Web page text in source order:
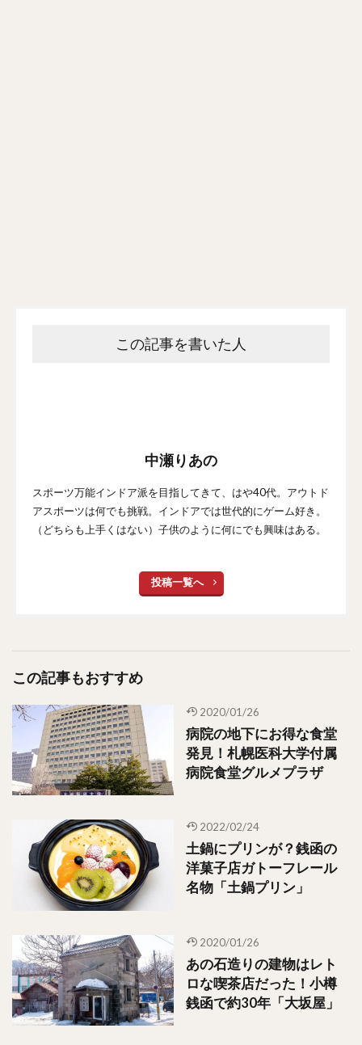
この記事を書いた人
中瀬りあの
スポーツ万能インドア派を目指してきて、はや40代。アウトド
アスポーツは何でも挑戦。インドアでは世代的にゲーム好き。
（どちらも上手くはない）子供のように何にでも興味はある。
投稿一覧へ
この記事もおすすめ
2020/01/26
病院の地下にお得な食堂
発見！札幌医科大学付属
病院食堂グルメプラザ
2022/02/24
土鍋にプリンが？銭函の
洋菓子店ガトーフレール
名物「土鍋プリン」
2020/01/26
あの石造りの建物はレト
ロな喫茶店だった！小樽
銭函で約30年「大坂屋」